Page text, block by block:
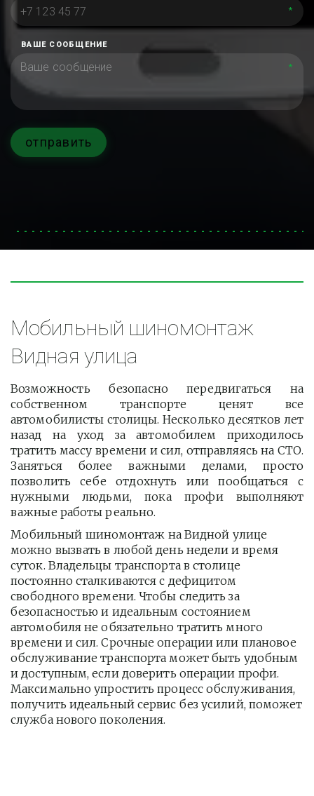
*
ВАШЕ СООБЩЕНИЕ
*
отправить
Мобильный шиномонтаж
Видная улица
Возможность безопасно передвигаться на
собственном транспорте ценят все
автомобилисты столицы. Несколько десятков лет
назад на уход за автомобилем приходилось
тратить массу времени и сил, отправляясь на СТО.
Заняться более важными делами, просто
позволить себе отдохнуть или пообщаться с
нужными людьми, пока профи выполняют
важные работы реально.
Мобильный шиномонтаж на Видной улице
можно вызвать в любой день недели и время
суток. Владельцы транспорта в столице
постоянно сталкиваются с дефицитом
свободного времени. Чтобы следить за
безопасностью и идеальным состоянием
автомобиля не обязательно тратить много
времени и сил. Срочные операции или плановое
обслуживание транспорта может быть удобным
и доступным, если доверить операции профи.
Максимально упростить процесс обслуживания,
получить идеальный сервис без усилий, поможет
служба нового поколения.